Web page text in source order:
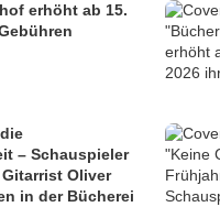
erhöht ab 15.
– Schauspieler
Oliver
in der Bücherei